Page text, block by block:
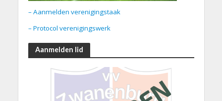
– Aanmelden verenigingstaak
– Protocol verenigingswerk
Aanmelden lid